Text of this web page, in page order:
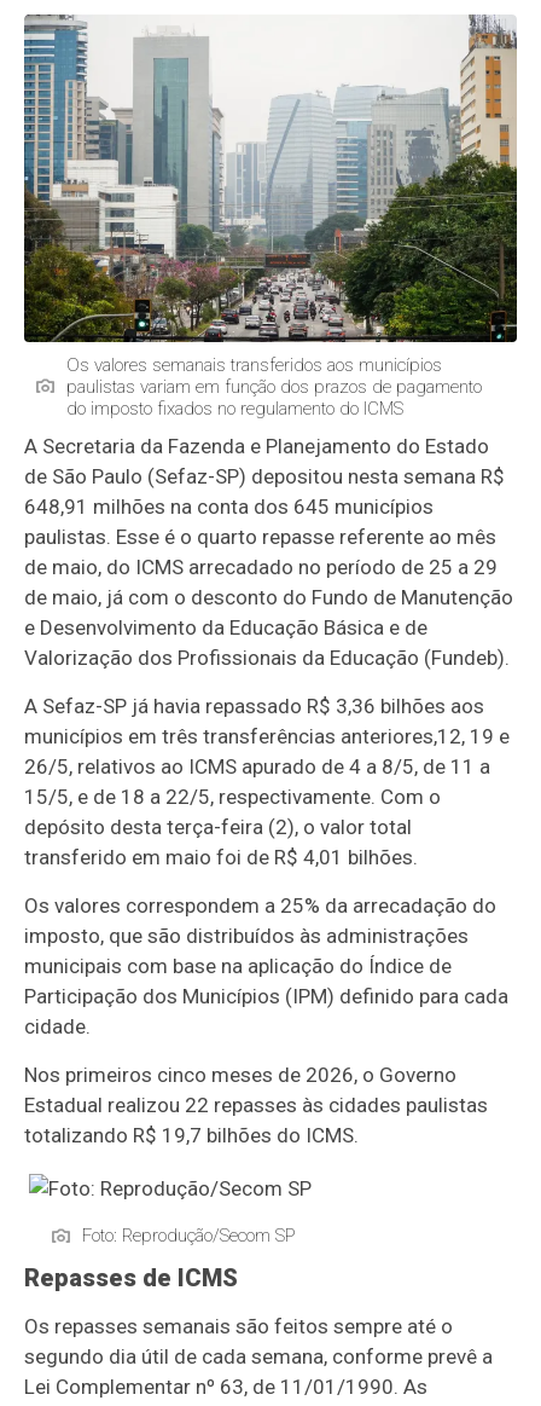
Os valores semanais transferidos aos municípios
paulistas variam em função dos prazos de pagamento
do imposto fixados no regulamento do ICMS
A Secretaria da Fazenda e Planejamento do Estado
de São Paulo (Sefaz-SP) depositou nesta semana R$
648,91 milhões na conta dos 645 municípios
paulistas. Esse é o quarto repasse referente ao mês
de maio, do ICMS arrecadado no período de 25 a 29
de maio, já com o desconto do Fundo de Manutenção
e Desenvolvimento da Educação Básica e de
Valorização dos Profissionais da Educação (Fundeb).
A Sefaz-SP já havia repassado R$ 3,36 bilhões aos
municípios em três transferências anteriores,12, 19 e
26/5, relativos ao ICMS apurado de 4 a 8/5, de 11 a
15/5, e de 18 a 22/5, respectivamente. Com o
depósito desta terça-feira (2), o valor total
transferido em maio foi de R$ 4,01 bilhões.
Os valores correspondem a 25% da arrecadação do
imposto, que são distribuídos às administrações
municipais com base na aplicação do Índice de
Participação dos Municípios (IPM) definido para cada
cidade.
Nos primeiros cinco meses de 2026, o Governo
Estadual realizou 22 repasses às cidades paulistas
totalizando R$ 19,7 bilhões do ICMS.
Foto: Reprodução/Secom SP
Repasses de ICMS
Os repasses semanais são feitos sempre até o
segundo dia útil de cada semana, conforme prevê a
Lei Complementar nº 63, de 11/01/1990. As